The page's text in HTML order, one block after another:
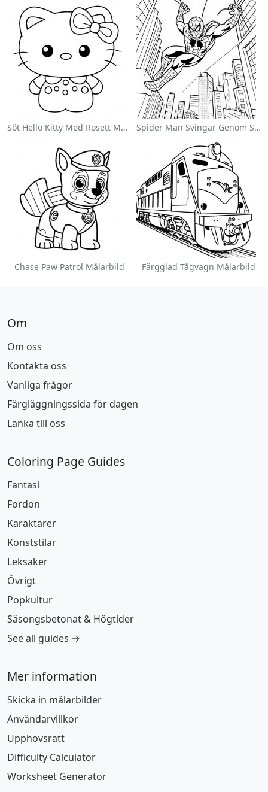
Söt Hello Kitty Med Rosett Målarbild Spider Man Svingar Genom Staden Målarbild
Chase Paw Patrol Målarbild Färgglad Tågvagn Målarbild
Om
Om oss
Kontakta oss
Vanliga frågor
Färgläggningssida för dagen
Länka till oss
Coloring Page Guides
Fantasi
Fordon
Karaktärer
Konststilar
Leksaker
Övrigt
Popkultur
Säsongsbetonat & Högtider
See all guides →
Mer information
Skicka in målarbilder
Användarvillkor
Upphovsrätt
Difficulty Calculator
Worksheet Generator